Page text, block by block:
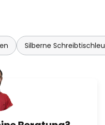
Silberne